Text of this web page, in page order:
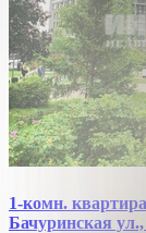
1-комн.
Бачуринская